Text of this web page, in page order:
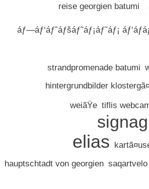
reise georgien batumi
áƒ—áƒ‘áƒ˜áƒšáƒ˜áƒ¡áƒ˜áƒ¡
strandpromenade batumi
hintergrundbilder
weiãŸe tiflis
elias
hauptschtadt von georgien